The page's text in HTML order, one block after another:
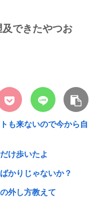
できたやつお
も来ないので今から自
け歩いたよ
かりじゃないか？
外し方教えて